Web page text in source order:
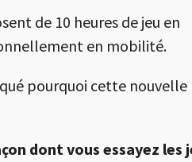
de 10 heures de jeu en
en mobilité.
pourquoi cette nouvelle
dont vous essayez les